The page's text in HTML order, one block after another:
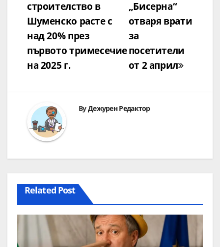
„Бисерна“
отваря врати
за
посетители
от 2 април
строителство в
Шуменско расте с
над 20% през
първото тримесечие
на 2025 г.
ByДежурен Редактор
Related Post